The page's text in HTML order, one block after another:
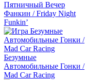
Пятничный Вечер
Фанкин / Friday Night
Funkin’
Безумные
Автомобильные Гонки /
Mad Car Racing